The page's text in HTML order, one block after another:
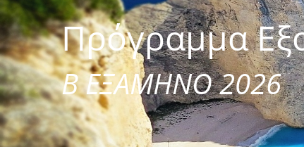
Πρόγραμμα
Β ΕΞΑΜΗΝΟ 2026